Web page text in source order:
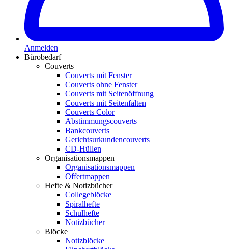
Anmelden
Bürobedarf
Couverts
Couverts mit Fenster
Couverts ohne Fenster
Couverts mit Seitenöffnung
Couverts mit Seitenfalten
Couverts Color
Abstimmungscouverts
Bankcouverts
Gerichtsurkundencouverts
CD-Hüllen
Organisationsmappen
Organisationsmappen
Offertmappen
Hefte & Notizbücher
Collegeblöcke
Spiralhefte
Schulhefte
Notizbücher
Blöcke
Notizblöcke